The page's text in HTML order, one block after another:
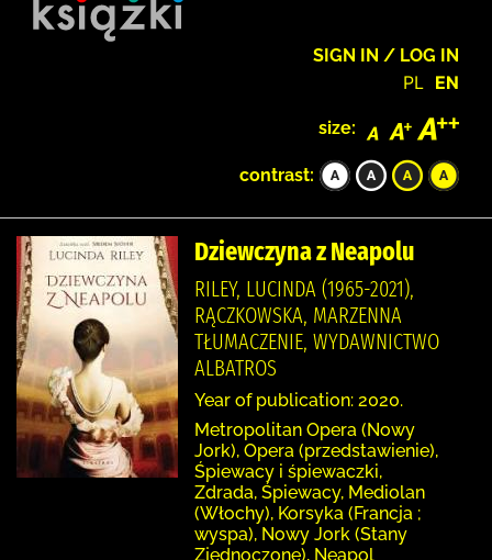
SIGN IN / LOG IN
PL EN
size:
contrast:
Dziewczyna z Neapolu
RILEY, LUCINDA (1965-2021),
RĄCZKOWSKA, MARZENNA
TŁUMACZENIE, WYDAWNICTWO
ALBATROS
Year of publication: 2020.
Metropolitan Opera (Nowy
Jork), Opera (przedstawienie),
Śpiewacy i śpiewaczki,
Zdrada, Śpiewacy, Mediolan
(Włochy), Korsyka (Francja ;
wyspa), Nowy Jork (Stany
Zjednoczone), Neapol